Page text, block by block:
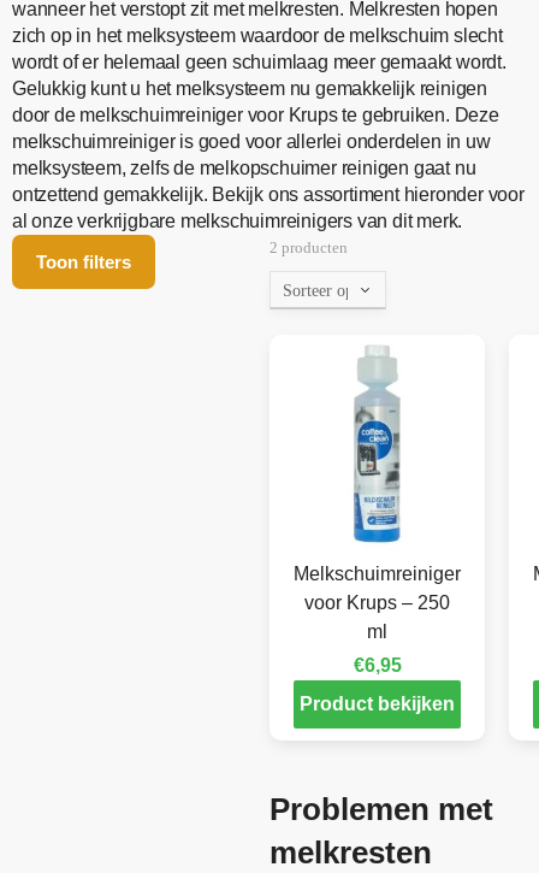
wanneer het verstopt zit met melkresten. Melkresten hopen
zich op in het melksysteem waardoor de melkschuim slecht
wordt of er helemaal geen schuimlaag meer gemaakt wordt.
Gelukkig kunt u het melksysteem nu gemakkelijk reinigen
door de melkschuimreiniger voor Krups te gebruiken. Deze
melkschuimreiniger is goed voor allerlei onderdelen in uw
melksysteem, zelfs de melkopschuimer reinigen gaat nu
ontzettend gemakkelijk. Bekijk ons assortiment hieronder voor
al onze verkrijgbare melkschuimreinigers van dit merk.
Toon filters
2 producten
Melkschuimreiniger
voor Krups – 250
ml
€6,95
Product bekijken
Problemen met
melkresten